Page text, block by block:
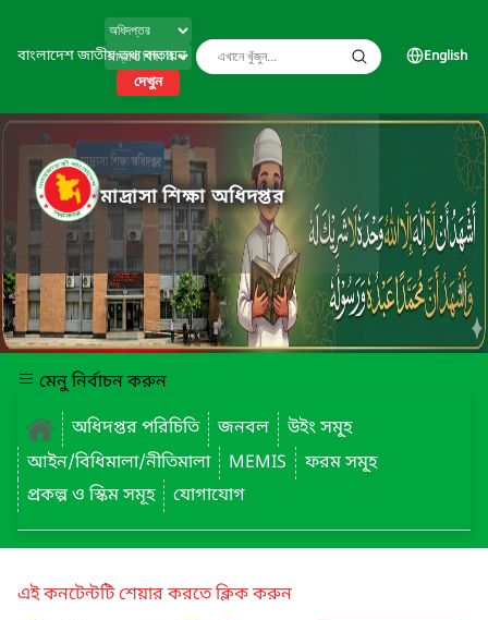
বাংলাদেশ জাতীয় তথ্য বাতায়ন
দেখুন
English
মাদ্রাসা শিক্ষা অধিদপ্তর
মেনু নির্বাচন করুন
অধিদপ্তর পরিচিতি
জনবল
উইং সমূ্হ
আইন/বিধিমালা/নীতিমালা
MEMIS
ফরম সমূ্হ
প্রকল্প ও স্কিম সমূহ
যোগাযোগ
এই কনটেন্টটি শেয়ার করতে ক্লিক করুন